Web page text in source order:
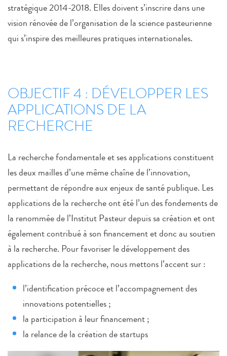
stratégique 2014-2018. Elles doivent s’inscrire dans une
vision rénovée de l’organisation de la science pasteurienne
qui s’inspire des meilleures pratiques internationales.
OBJECTIF 4 : DÉVELOPPER LES
APPLICATIONS DE LA
RECHERCHE
La recherche fondamentale et ses applications constituent
les deux mailles d’une même chaîne de l’innovation,
permettant de répondre aux enjeux de santé publique. Les
applications de la recherche ont été l’un des fondements de
la renommée de l’Institut Pasteur depuis sa création et ont
également contribué à son financement et donc au soutien
à la recherche. Pour favoriser le développement des
applications de la recherche, nous mettons l’accent sur :
l’identification précoce et l’accompagnement des
innovations potentielles ;
la participation à leur financement ;
la relance de la création de startups